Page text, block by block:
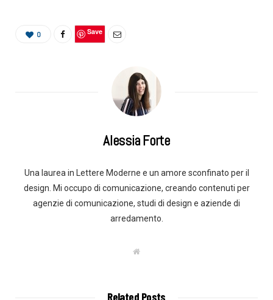
0 Save
Alessia Forte
Una laurea in Lettere Moderne e un amore sconfinato per il
design. Mi occupo di comunicazione, creando contenuti per
agenzie di comunicazione, studi di design e aziende di
arredamento.
W
Related Posts